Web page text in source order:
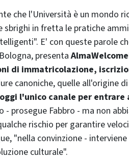
che l'Università è un mondo
in fretta le pratiche
E' con queste parole
presenta
di immatricolazione,
canoniche, quelle all'origine
l'unico canale per entrare
- prosegue Fabbro - ma non
rischio per garantire
"nella convinzione -
culturale".